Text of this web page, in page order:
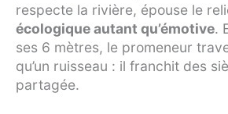
respecte la rivière, épouse le
écologique autant qu’émotive.
ses 6 mètres, le promeneur
qu’un ruisseau : il franchit des
partagée.